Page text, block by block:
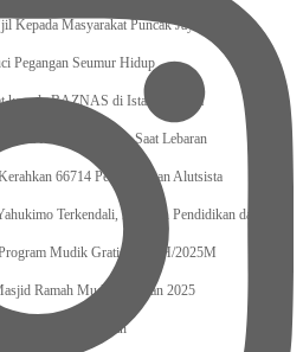
Kepada Masyarakat Puncak Jaya
Pegangan Seumur Hidup
kepada BAZNAS di Istana Negara
Potensi Bencana Saat Lebaran
66714 Personel Dan Alutsista
Terkendali, Layanan Pendidikan dan
Program Mudik Gratis 1446 H/2025M
Ramah Mudik Lebaran 2025
Segera di Kembalikan